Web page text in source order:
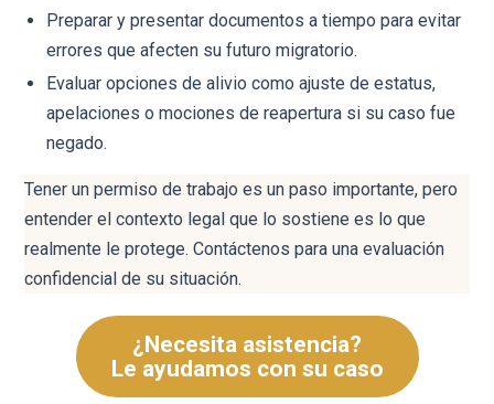
Preparar y presentar documentos a tiempo para evitar
errores que afecten su futuro migratorio.
Evaluar opciones de alivio como ajuste de estatus,
apelaciones o mociones de reapertura si su caso fue
negado.
Tener un permiso de trabajo es un paso importante, pero
entender el contexto legal que lo sostiene es lo que
realmente le protege. Contáctenos para una evaluación
confidencial de su situación.
¿Necesita asistencia?
Le ayudamos con su caso